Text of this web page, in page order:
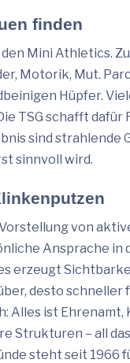
finden
Mini Athletics.
Motorik, Mut.
Hüpfer.
TSG schafft dafür
sind strahlende
sinnvoll wird.
von
Ansprache in
erzeugt
desto schneller
Alles ist Ehrenamt,
Strukturen – all
steht seit 1966